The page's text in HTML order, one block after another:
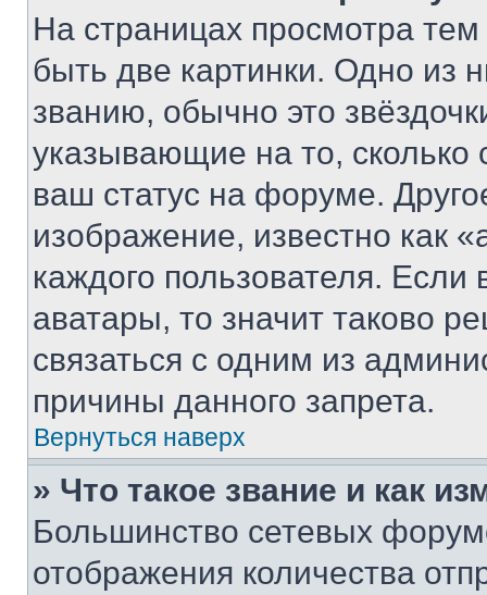
На страницах просмотра
быть две картинки. Одно из
званию, обычно это
указывающие на то,
ваш статус на форуме.
изображение, известно как
каждого пользователя.
аватары, то значит таково
связаться с одним из
причины данного запрета.
Вернуться наверх
» Что такое звание и как
Большинство сетевых
отображения количества